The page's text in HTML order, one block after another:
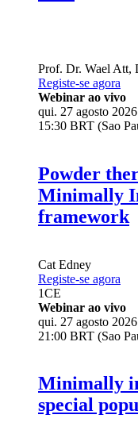
Prof. Dr. Wael Att,
Registe-se agora
Webinar ao vivo
qui. 27 agosto 2026
15:30 BRT (Sao
Powder
Minimally
framework
Cat Edney
Registe-se agora
1CE
Webinar ao vivo
qui. 27 agosto 2026
21:00 BRT (Sao
Minimally
special